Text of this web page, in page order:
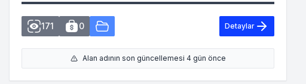
171 0 Detaylar
Alan adının son güncellemesi 4 gün önce